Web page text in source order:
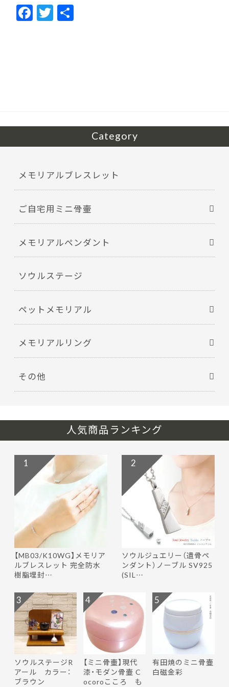
F
ac
T
w
Category
メモリアルブレスレット
ご自宅用ミニ骨壷
メモリアルペンダント
ソウルステージ
ペットメモリアル
メモリアルリング
その他
人気商品ランキング
【MB03/K10WG】メモリア
ルブレスレット 完全防水
樹脂埋封…
1
ソウルジュエリー（遺骨ペ
ンダント）ノーブル SV925
(SIL…
2
ソウルステージR
アール カラー：
ブラウン
3
【ミニ骨壷】現代
漆・モダン骨壷 C
ocoroこころ も
4
有田焼のミニ骨壷
白磁金彩
5